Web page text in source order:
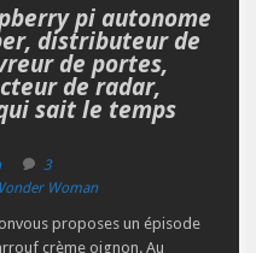
pi autonome
distributeur de
de portes,
de radar,
sait le temps
3
Woman
proposes un épisode
crème oignon. Au